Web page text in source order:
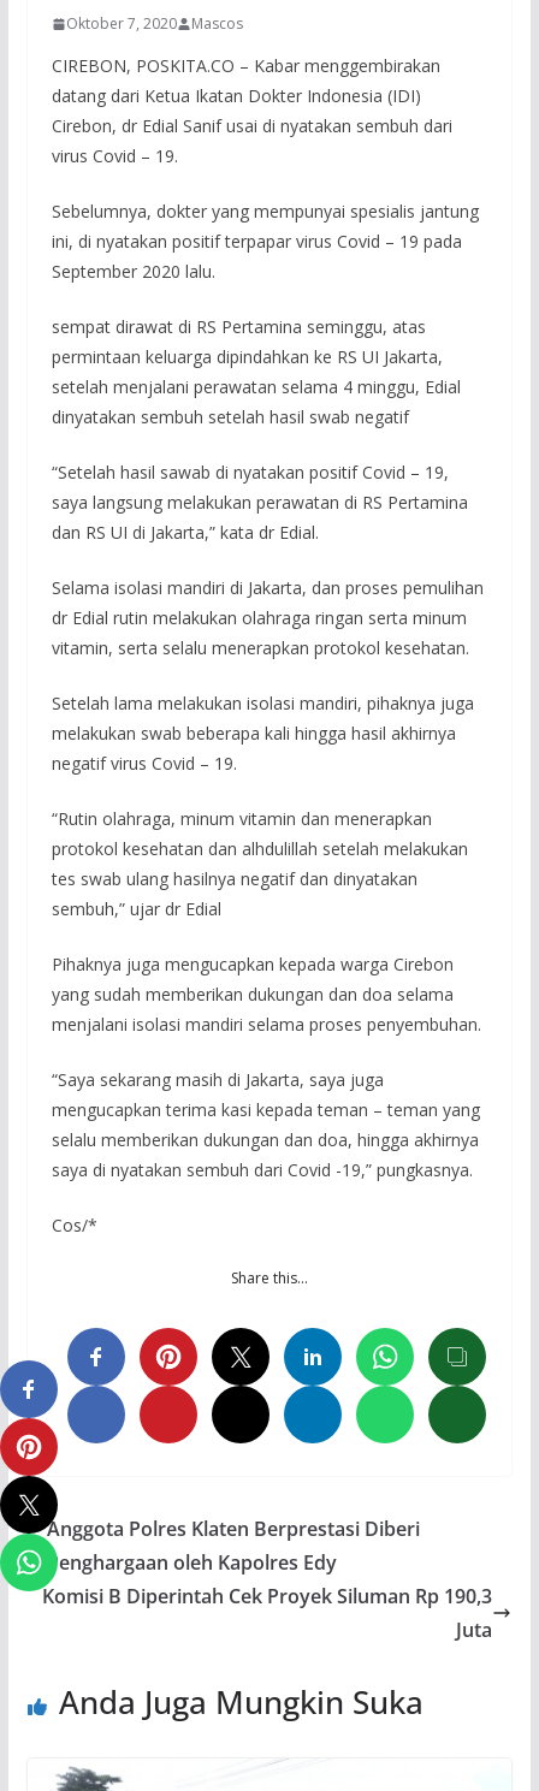
Oktober 7, 2020 Mascos
CIREBON, POSKITA.CO – Kabar menggembirakan
datang dari Ketua Ikatan Dokter Indonesia (IDI)
Cirebon, dr Edial Sanif usai di nyatakan sembuh dari
virus Covid – 19.
Sebelumnya, dokter yang mempunyai spesialis jantung
ini, di nyatakan positif terpapar virus Covid – 19 pada
September 2020 lalu.
sempat dirawat di RS Pertamina seminggu, atas
permintaan keluarga dipindahkan ke RS UI Jakarta,
setelah menjalani perawatan selama 4 minggu, Edial
dinyatakan sembuh setelah hasil swab negatif
“Setelah hasil sawab di nyatakan positif Covid – 19,
saya langsung melakukan perawatan di RS Pertamina
dan RS UI di Jakarta,” kata dr Edial.
Selama isolasi mandiri di Jakarta, dan proses pemulihan
dr Edial rutin melakukan olahraga ringan serta minum
vitamin, serta selalu menerapkan protokol kesehatan.
Setelah lama melakukan isolasi mandiri, pihaknya juga
melakukan swab beberapa kali hingga hasil akhirnya
negatif virus Covid – 19.
“Rutin olahraga, minum vitamin dan menerapkan
protokol kesehatan dan alhdulillah setelah melakukan
tes swab ulang hasilnya negatif dan dinyatakan
sembuh,” ujar dr Edial
Pihaknya juga mengucapkan kepada warga Cirebon
yang sudah memberikan dukungan dan doa selama
menjalani isolasi mandiri selama proses penyembuhan.
“Saya sekarang masih di Jakarta, saya juga
mengucapkan terima kasi kepada teman – teman yang
selalu memberikan dukungan dan doa, hingga akhirnya
saya di nyatakan sembuh dari Covid -19,” pungkasnya.
Cos/*
Share this…
Anggota Polres Klaten Berprestasi Diberi
Penghargaan oleh Kapolres Edy
Komisi B Diperintah Cek Proyek Siluman Rp 190,3
Juta
Anda Juga Mungkin Suka